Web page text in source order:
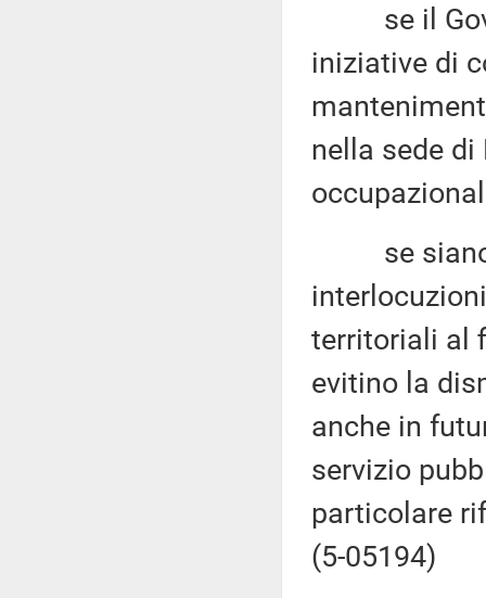
se il
iniziative di
nella sede
se siano
territoriali al
evitino la
anche in
servizio
particolare
(5-05194)